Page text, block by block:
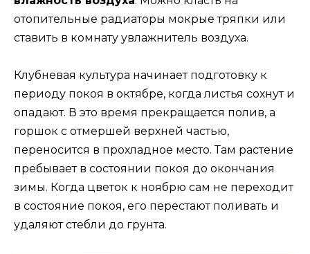
отопительные радиаторы мокрые тряпки или
ставить в комнату увлажнитель воздуха.
Клубневая культура начинает подготовку к
периоду покоя в октябре, когда листья сохнут и
опадают. В это время прекращается полив, а
горшок с отмершей верхней частью,
переносится в прохладное место. Там растение
пребывает в состоянии покоя до окончания
зимы. Когда цветок к ноябрю сам не переходит
в состояние покоя, его перестают поливать и
удаляют стебли до грунта.